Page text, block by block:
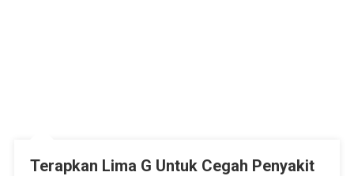
Terapkan Lima G Untuk Cegah Penyakit